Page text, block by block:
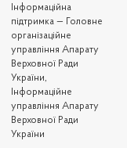
Iнформаційна
підтримка — Головне
організаційне
управління Апарату
Верховної Ради
України,
Інформаційне
управління Апарату
Верховної Ради
України